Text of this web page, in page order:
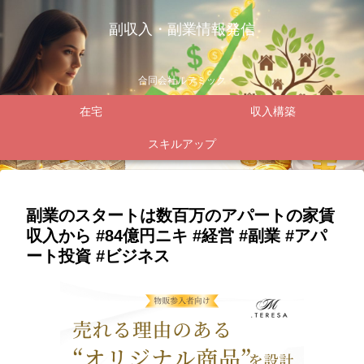
副収入・副業情報発信
合同会社ルテミック
在宅 収入構築
スキルアップ
副業のスタートは数百万のアパートの家賃
収入から #84億円ニキ #経営 #副業 #アパ
ート投資 #ビジネス